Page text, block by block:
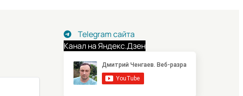
Telegram сайта
Канал на Яндекс.Дзен